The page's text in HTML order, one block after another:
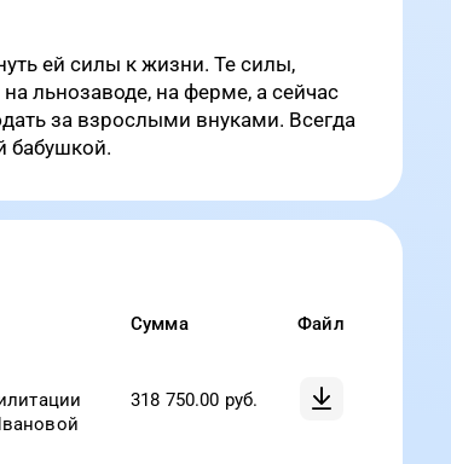
ей силы к жизни. Те силы,
льнозаводе, на ферме, а сейчас
за взрослыми внуками. Всегда
бабушкой.
Сумма Файл
318 750.00 руб.